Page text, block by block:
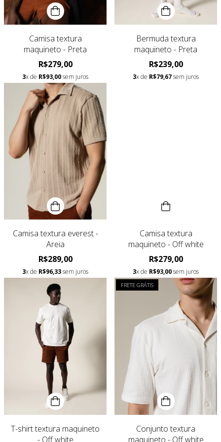
Camisa textura
maquineto - Preta
R$279,00
3x de R$93,00sem juros
Bermuda textura
maquineto - Preta
R$239,00
3x de R$79,67sem juros
Camisa textura everest -
Areia
R$289,00
3x de R$96,33sem juros
Camisa textura
maquineto - Off white
R$279,00
3x de R$93,00sem juros
T-shirt textura maquineto
- Off white
FRETE GRÁTIS
Conjunto textura
maquineto - Off white